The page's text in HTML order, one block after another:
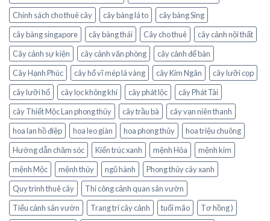
Chính sách cho thuê cây
cây bàng lá to
cây bàng Sing
cây bàng singapore
cây bàng thái Cây cho thuê
cây cảnh nội thất
Cây cảnh sự kiện
cây cảnh văn phòng
cây cảnh để bàn
Cây Hạnh Phúc
cây hổ vĩ mép lá vàng cây Kim Ngân
cây lưỡi cọp
cây lưỡi hổ
cây lọc không khí cây phát lộc
cây Phát Tài
cây Thiết Mộc Lan phong thủy
cây trầu bà
cây vạn niên thanh
hoa lan hồ điệp
hoa leo giàn hoa phong thủy
hoa triệu chuông
Hướng dẫn chăm sóc
Kiến trúc xanh mệnh Hỏa
mệnh kim
mệnh Mộc
mệnh thủy ngũ hành
Phong thủy cây xanh
Quy trình thuê cây
Thi công cảnh quan sân vườn
Tiểu cảnh sân vườn
Trang trí cây cảnh tuổi mão
Tơ hồng )